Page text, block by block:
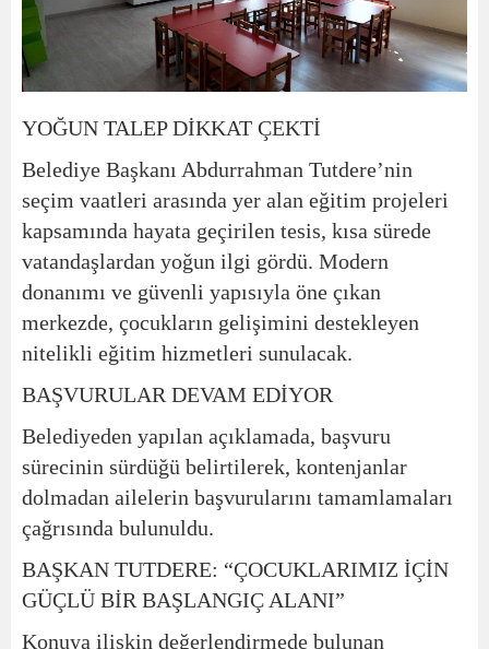
YOĞUN TALEP DİKKAT ÇEKTİ
Belediye Başkanı Abdurrahman Tutdere’nin
seçim vaatleri arasında yer alan eğitim projeleri
kapsamında hayata geçirilen tesis, kısa sürede
vatandaşlardan yoğun ilgi gördü. Modern
donanımı ve güvenli yapısıyla öne çıkan
merkezde, çocukların gelişimini destekleyen
nitelikli eğitim hizmetleri sunulacak.
BAŞVURULAR DEVAM EDİYOR
Belediyeden yapılan açıklamada, başvuru
sürecinin sürdüğü belirtilerek, kontenjanlar
dolmadan ailelerin başvurularını tamamlamaları
çağrısında bulunuldu.
BAŞKAN TUTDERE: “ÇOCUKLARIMIZ İÇİN
GÜÇLÜ BİR BAŞLANGIÇ ALANI”
Konuya ilişkin değerlendirmede bulunan